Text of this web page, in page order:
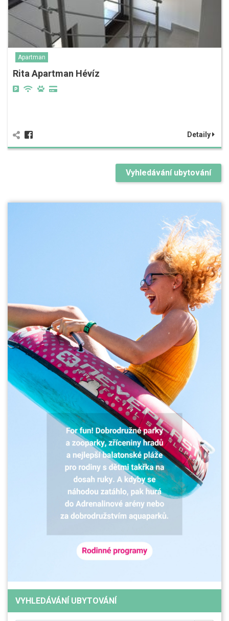
Apartman
Rita Apartman Hévíz
Detaily
Vyhledávání ubytování
VYHLEDÁVÁNÍ UBYTOVÁNÍ